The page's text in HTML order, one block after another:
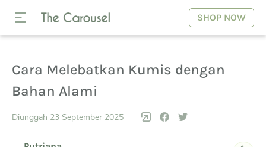
SHOP NOW
Cara Melebatkan Kumis dengan
Bahan Alami
Diunggah 23 September 2025